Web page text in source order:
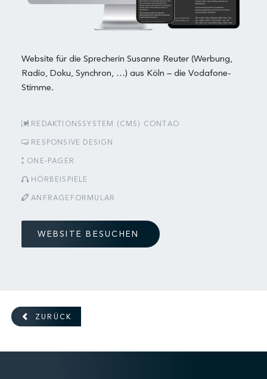
Website für die Sprecherin Susanne Reuter (Werbung,
Radio, Doku, Synchron, …) aus Köln – die Vodafone-
Stimme.
REDAKTIONSSYSTEM (CMS) CONTAO
RESPONSIVE DESIGN
ONE-PAGER
HÖRBEISPIELE
ANFRAGEFORMULAR
WEBSITE BESUCHEN
ZURÜCK